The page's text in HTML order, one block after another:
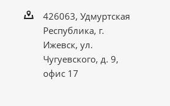
426063, Удмуртская
Республика, г.
Ижевск, ул.
Чугуевского, д. 9,
офис 17